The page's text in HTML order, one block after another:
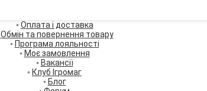
◦Оплата і доставка
Обмін та повернення товару
◦ Програма лояльності
◦ Моє замовлення
◦ Вакансії
◦ Клуб Ігромаг
◦ Блог